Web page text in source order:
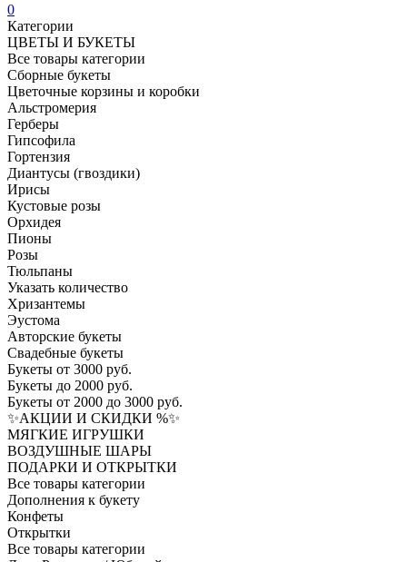
0
Категории
ЦВЕТЫ И БУКЕТЫ
Все товары категории
Сборные букеты
Цветочные корзины и коробки
Альстромерия
Герберы
Гипсофила
Гортензия​
Диантусы (гвоздики)
Ирисы
Кустовые розы
Орхидея
Пионы
Розы
Тюльпаны
Указать количество
Хризантемы
Эустома
Авторские букеты
Свадебные букеты
Букеты от 3000 руб.
Букеты до 2000 руб.
Букеты от 2000 до 3000 руб.
✨АКЦИИ И СКИДКИ %✨
МЯГКИЕ ИГРУШКИ
ВОЗДУШНЫЕ ШАРЫ
ПОДАРКИ И ОТКРЫТКИ
Все товары категории
Дополнения к букету
Конфеты
Открытки
Все товары категории